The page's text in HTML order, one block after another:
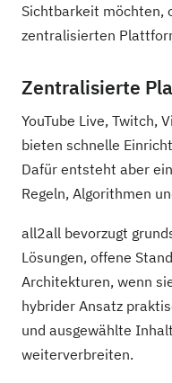
Sichtbarkeit möchten,
zentralisierten
Zentralisierte
YouTube Live, Twitch,
bieten schnelle
Dafür entsteht aber
Regeln, Algorithmen
all2all bevorzugt
Lösungen, offene
Architekturen, wenn
hybrider Ansatz
und ausgewählte
weiterverbreiten.